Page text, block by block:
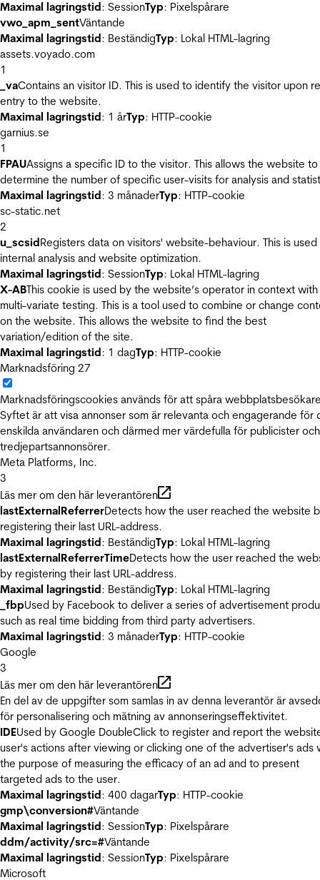
Maximal lagringstid: SessionTyp: Pixelspårare
vwo_apm_sentVäntande
Maximal lagringstid: BeständigTyp: Lokal HTML-lagring
assets.voyado.com
1
_vaContains an visitor ID. This is used to identify the visitor upon
entry to the website.
Maximal lagringstid: 1 årTyp: HTTP-cookie
garnius.se
1
FPAUAssigns a specific ID to the visitor. This allows the website to
determine the number of specific user-visits for analysis and
Maximal lagringstid: 3 månaderTyp: HTTP-cookie
sc-static.net
2
u_scsidRegisters data on visitors' website-behaviour. This is
internal analysis and website optimization.
Maximal lagringstid: SessionTyp: Lokal HTML-lagring
X-ABThis cookie is used by the website’s operator in context with
multi-variate testing. This is a tool used to combine or change
on the website. This allows the website to find the best
variation/edition of the site.
Maximal lagringstid: 1 dagTyp: HTTP-cookie
Marknadsföring 27
Marknadsföringscookies används för att spåra
Syftet är att visa annonser som är relevanta och engagerande för
enskilda användaren och därmed mer värdefulla för publicister och
tredjepartsannonsörer.
Meta Platforms, Inc.
3
Läs mer om den här leverantören
lastExternalReferrerDetects how the user reached the website
registering their last URL-address.
Maximal lagringstid: BeständigTyp: Lokal HTML-lagring
lastExternalReferrerTimeDetects how the user reached the
by registering their last URL-address.
Maximal lagringstid: BeständigTyp: Lokal HTML-lagring
_fbpUsed by Facebook to deliver a series of advertisement
such as real time bidding from third party advertisers.
Maximal lagringstid: 3 månaderTyp: HTTP-cookie
Google
3
Läs mer om den här leverantören
En del av de uppgifter som samlas in av denna leverantör är
för personalisering och mätning av annonseringseffektivitet.
IDEUsed by Google DoubleClick to register and report the
user's actions after viewing or clicking one of the advertiser's ads
the purpose of measuring the efficacy of an ad and to present
targeted ads to the user.
Maximal lagringstid: 400 dagarTyp: HTTP-cookie
gmp\conversion#Väntande
Maximal lagringstid: SessionTyp: Pixelspårare
ddm/activity/src=#Väntande
Maximal lagringstid: SessionTyp: Pixelspårare
Microsoft